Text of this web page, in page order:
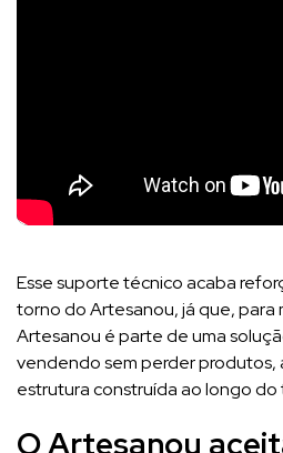
Esse suporte técnico acaba
torno do Artesanou, já que, para
Artesanou é parte de uma
vendendo sem perder produtos,
estrutura construída ao longo do
O Artesanou